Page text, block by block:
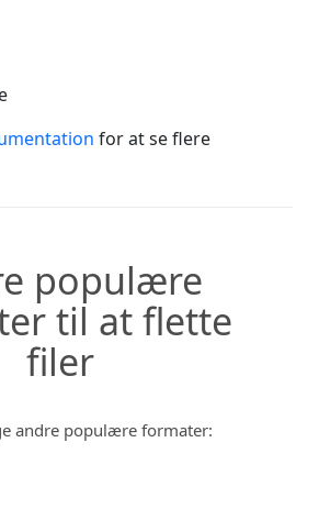
for at se flere
populære
til at flette
filer
andre populære formater: